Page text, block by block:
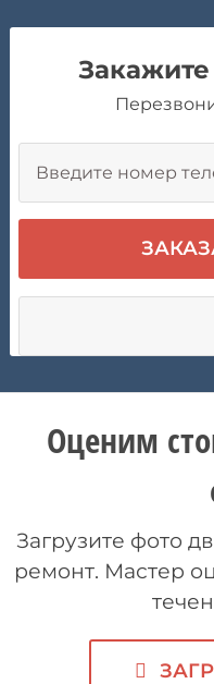
Оценим
Загрузите фото
ремонт. Мастер